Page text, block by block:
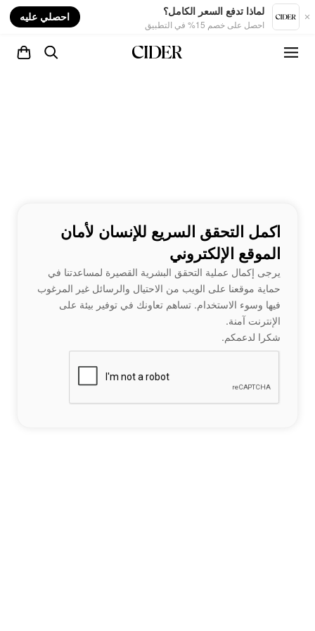
لماذا تدفع السعر الكامل؟
احصل على خصم 15% في التطبيق
احصلي عليه
اكمل التحقق السريع للإنسان لأمان
الموقع الإلكتروني
يرجى إكمال عملية التحقق البشرية القصيرة لمساعدتنا في
حماية موقعنا على الويب من الاحتيال والرسائل غير المرغوب
فيها وسوء الاستخدام. تساهم تعاونك في توفير بيئة على
الإنترنت آمنة.
شكرا لدعمكم.